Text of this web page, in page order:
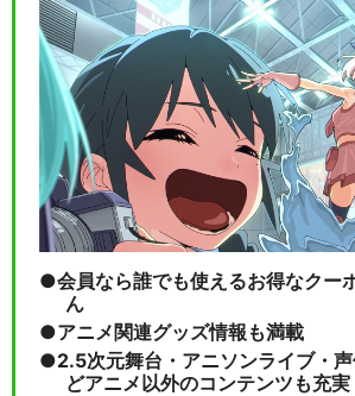
会員なら誰でも使えるお得なクー
ん
アニメ関連グッズ情報も満載
2.5次元舞台・アニソンライブ・
どアニメ以外のコンテンツも充実